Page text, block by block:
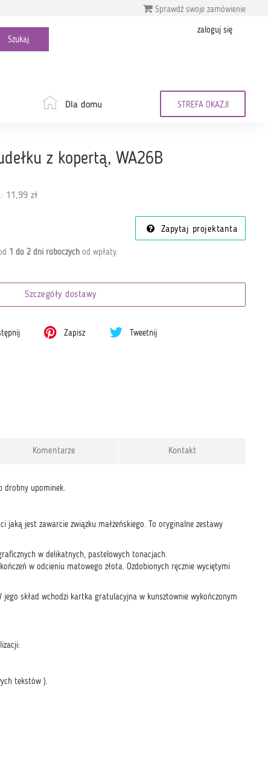
Sprawdź swoje zamówienie
zaloguj się
Dla domu STREFA OKAZJI
z kopertą, WA26B
11,99 zł
Zapytaj projektanta
1 do 2 dni roboczychod wpłaty.
Szczegóły dostawy
Zapisz Tweetnij
Komentarze Kontakt
drobny upominek.
jaką jest zawarcie związku małżeńskiego. To oryginalne zestawy
w delikatnych, pastelowych tonacjach.
w odcieniu matowego złota. Ozdobionych ręcznie wyciętymi
skład wchodzi kartka gratulacyjna w kunsztownie wykończonym
tekstów ).